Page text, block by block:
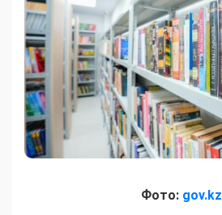
Фото: gov.kz